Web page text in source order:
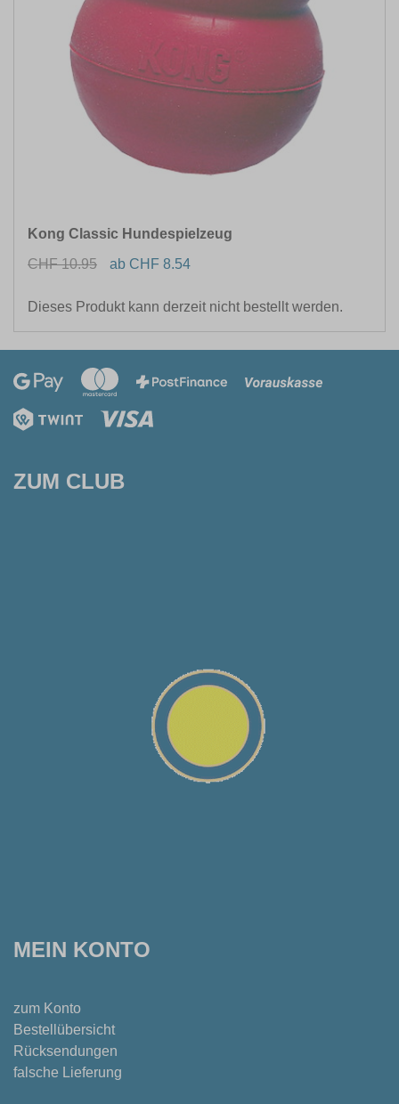
Kong Classic Hundespielzeug
CHF 10.95
ab CHF 8.54
Dieses Produkt kann derzeit nicht bestellt werden.
ZUM CLUB
MEIN KONTO
zum Konto
Bestellübersicht
Rücksendungen
falsche Lieferung